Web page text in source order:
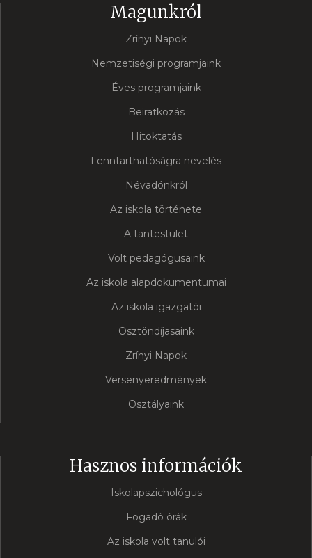
Magunkról
Zrínyi Napok
Nemzetiségi programjaink
Éves programjaink
Beiratkozás
Hitoktatás
Fenntarthatóságra nevelés
Névadónkról
Az iskola története
A tantestület
Volt pedagógusaink
Az iskola alapdokumentumai
Az iskola igazgatói
Ösztöndíjasaink
Zrínyi Napok
Versenyeredmények
Osztályaink
Hasznos információk
Iskolapszichológus
Fogadó órák
Az iskola volt tanulói